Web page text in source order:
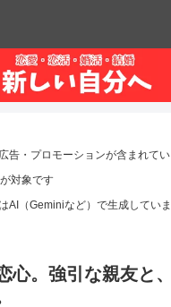
告・プロモーションが含まれて
対象です
AI（Geminiなど）で生成してい
心。強引な親友と